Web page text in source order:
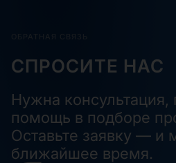
СПРОСИТЕ НАС
Нужна консультация,
помощь в подборе
Оставьте заявку — и
ближайшее время.